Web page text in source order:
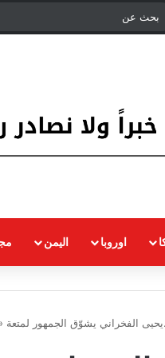
المظلم
اوروبا اليمن
الفخراني يشوّق الجمهور لمتعة